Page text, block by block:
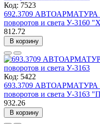
Код: 7523
692.3709 АВТОАРМАТУРА
поворотов и света У-3160
812.72
В корзину
Код: 5422
693.3709 АВТОАРМАТУРА
поворотов и света У-3163
932.26
В корзину